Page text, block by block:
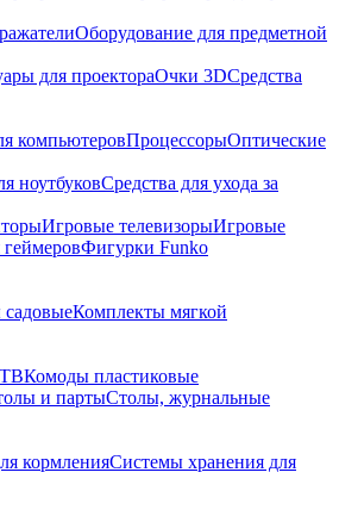
Оборудование для предметной
для проектораОчки 3DСредства
компьютеровПроцессорыОптические
ноутбуковСредства для ухода за
Игровые телевизорыИгровые
Фигурки Funko
Комплекты мягкой
Комоды пластиковые
и партыСтолы, журнальные
кормленияСистемы хранения для